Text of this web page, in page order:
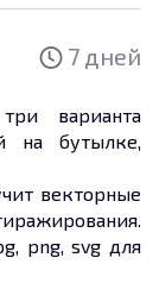
7 дней
варианта
на бутылке,
векторные
png, svg для